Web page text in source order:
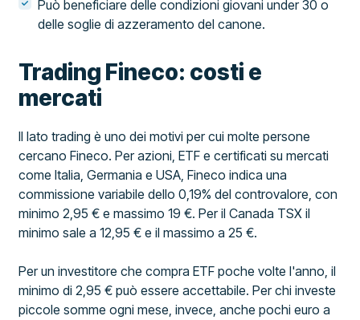
Può beneficiare delle condizioni giovani under 30 o
delle soglie di azzeramento del canone.
Trading Fineco: costi e
mercati
Il lato trading è uno dei motivi per cui molte persone
cercano Fineco. Per azioni, ETF e certificati su mercati
come Italia, Germania e USA, Fineco indica una
commissione variabile dello 0,19% del controvalore, con
minimo 2,95 € e massimo 19 €. Per il Canada TSX il
minimo sale a 12,95 € e il massimo a 25 €.
Per un investitore che compra ETF poche volte l'anno, il
minimo di 2,95 € può essere accettabile. Per chi investe
piccole somme ogni mese, invece, anche pochi euro a